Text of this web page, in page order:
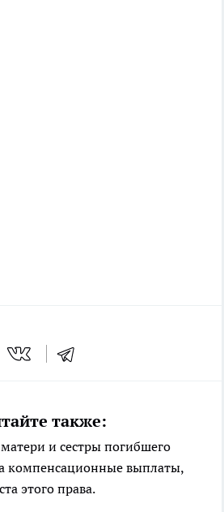
также:
и сестры погибшего
компенсационные выплаты,
этого права.